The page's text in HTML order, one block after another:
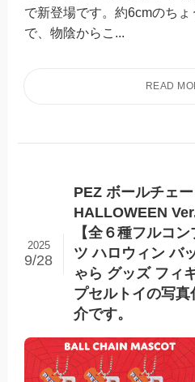
で新登場です。約6cmのち
で、物陰からこ...
PEZ ボールチェ
HALLOWEEN
【全６種フルコ
ツ ハロウィン バ
ゃら グッズ フィ
プセルトイの写
介です。
2025
9/28